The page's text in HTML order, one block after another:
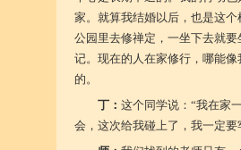
家。就算我结婚以后，也是这
公园里去修禅定，一坐下去就
记。现在的人在家修行，哪能
的。
丁： 这个同学说：“我在家
会，这次给我碰上了，我一定要